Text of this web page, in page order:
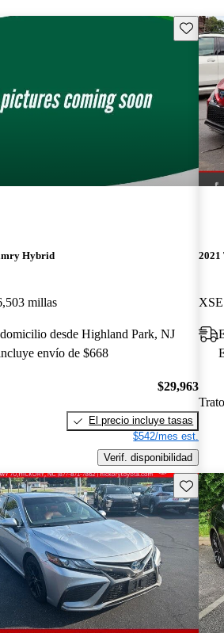
Guarda
Hybrid
millas
desde Highland Park, NJ
envío de $668
$29,963
El precio incluye tasas
$542/mes est.
Verif. disponibilidad
Guarda